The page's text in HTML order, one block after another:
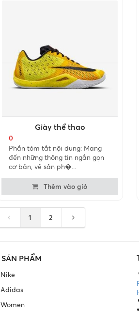
Giày thể thao
0
Phần tóm tắt nội dung: Mang
đến những thông tin ngắn gọn
cơ bản, về sản ph�...
Thêm vào giỏ
1 2
SẢN PHẨM
Nike
Adidas
Women